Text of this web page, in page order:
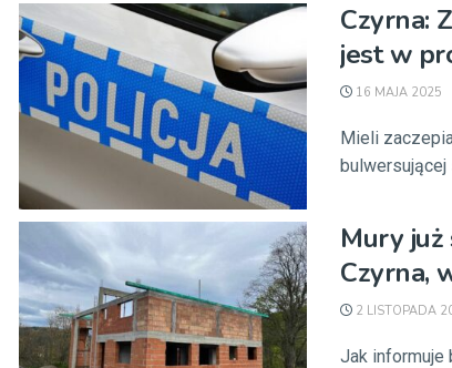
Czyrna:
jest w
16 MAJA 2025
Mieli
bulwersującej
Mury już
Czyrna,
2 LISTOPADA
Jak informuje